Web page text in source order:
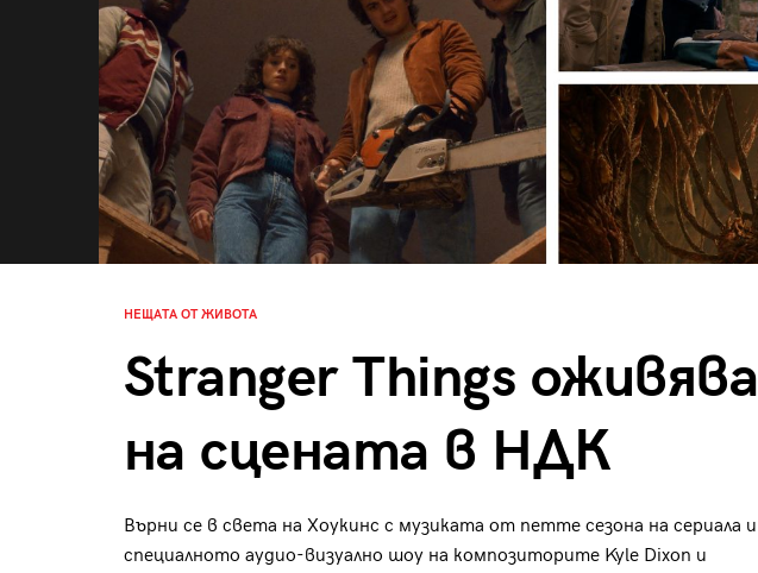
НЕЩАТА ОТ ЖИВОТА
Stranger Things оживява
на сцената в НДК
Върни се в света на Хоукинс с музиката от петте сезона на сериала и
специалното аудио-визуално шоу на композиторите Kyle Dixon и